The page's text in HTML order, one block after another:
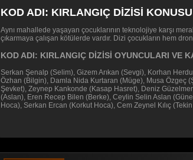
KOD ADI: KIRLANGIÇ DİZİSİ KONUSU
Aynı mahallede yaşayan çocuklarının teknolojiye karşı
çıkarmaya çalışan kötülerde vardır. Dizi çocukların hem
KOD ADI: KIRLANGIÇ DİZİSİ OYUNCULARI VE
Serkan Şenalp (Selim), Gizem Arıkan (Sevgi), Korhan
Özhan (Bilgin), Damla Nida Kurtaran (Müge), Musa Özgeç
Şevket), Zeynep Kankonde (Kasap Hasret), Deniz
(Aslan), Eren Recep Bilen (Berke), Ceylin Selin Aslan
Hoca), Serkan Ercan (Korkut Hoca), Cem Zeynel Kılıç